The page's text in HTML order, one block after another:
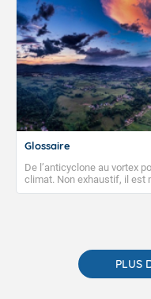
Glossaire
De l’anticyclone au vortex
climat. Non exhaustif, il est
publications. Vous y
PLUS